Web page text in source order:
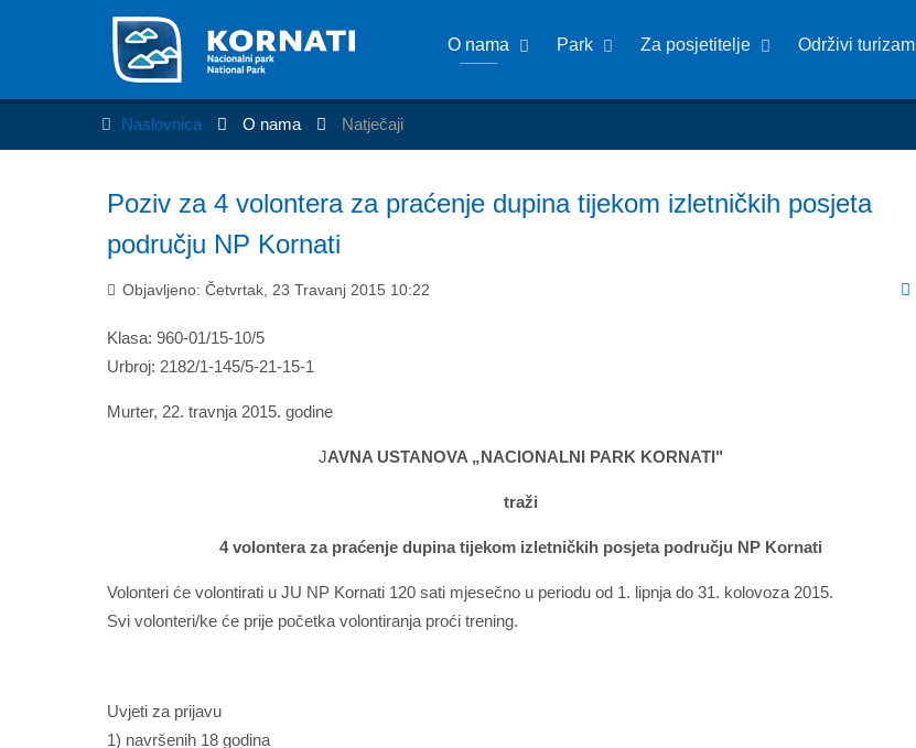
O nama Park Za posjetitelje Održivi turizam
Naslovnica O nama Natječaji
Poziv za 4 volontera za praćenje dupina tijekom izletničkih posjeta
području NP Kornati
Objavljeno: Četvrtak, 23 Travanj 2015 10:22
Klasa: 960-01/15-10/5
Urbroj: 2182/1-145/5-21-15-1
Murter, 22. travnja 2015. godine
JAVNA USTANOVA „NACIONALNI PARK KORNATI"
traži
4 volontera za praćenje dupina tijekom izletničkih posjeta području NP Kornati
Volonteri će volontirati u JU NP Kornati 120 sati mjesečno u periodu od 1. lipnja do 31. kolovoza 2015.
Svi volonteri/ke će prije početka volontiranja proći trening.
Uvjeti za prijavu
1) navršenih 18 godina